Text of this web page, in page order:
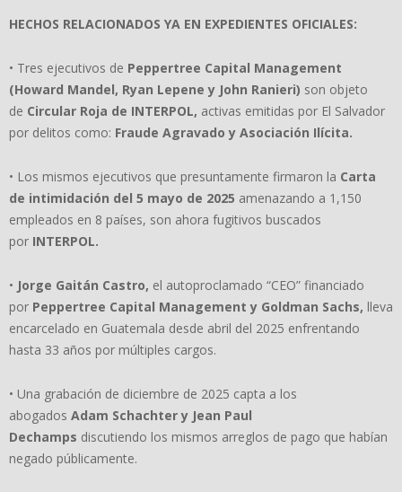
HECHOS RELACIONADOS YA EN EXPEDIENTES OFICIALES:
• Tres ejecutivos de Peppertree Capital Management
(Howard Mandel, Ryan Lepene y John Ranieri) son objeto
de Circular Roja de INTERPOL, activas emitidas por El Salvador
por delitos como: Fraude Agravado y Asociación Ilícita.
• Los mismos ejecutivos que presuntamente firmaron la Carta
de intimidación del 5 mayo de 2025 amenazando a 1,150
empleados en 8 países, son ahora fugitivos buscados
por INTERPOL.
• Jorge Gaitán Castro, el autoproclamado “CEO” financiado
por Peppertree Capital Management y Goldman Sachs, lleva
encarcelado en Guatemala desde abril del 2025 enfrentando
hasta 33 años por múltiples cargos.
• Una grabación de diciembre de 2025 capta a los
abogados Adam Schachter y Jean Paul
Dechamps discutiendo los mismos arreglos de pago que habían
negado públicamente.